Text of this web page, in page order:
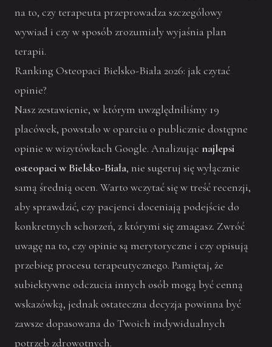
na to, czy terapeuta przeprowadza szczegółowy
wywiad i czy w sposób zrozumiały wyjaśnia plan
terapii.
Ranking Osteopaci Bielsko-Biała 2026: jak czytać
opinie?
Nasz zestawienie, w którym uwzględniliśmy 19
placówek, powstało w oparciu o publicznie dostępne
opinie w wizytówkach Google. Analizując najlepsi
osteopaci w Bielsko-Biała, nie sugeruj się wyłącznie
samą średnią ocen. Warto wczytać się w treść recenzji,
aby sprawdzić, czy pacjenci doceniają podejście do
konkretnych schorzeń, z którymi się zmagasz. Zwróć
uwagę na to, czy opinie są merytoryczne i czy opisują
przebieg procesu terapeutycznego. Pamiętaj, że
subiektywne odczucia innych osób mogą być cenną
wskazówką, jednak ostateczna decyzja powinna być
zawsze dopasowana do Twoich indywidualnych
potrzeb zdrowotnych.